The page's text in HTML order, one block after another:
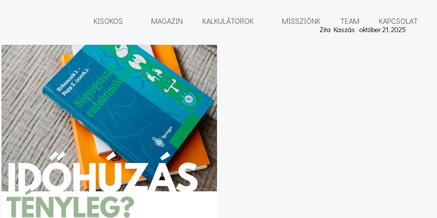
KISOKOS MAGAZIN KALKULÁTOROK MISSZIÓNK TEAM KAPCSOLAT
Zita Kaszás -október 21, 2025